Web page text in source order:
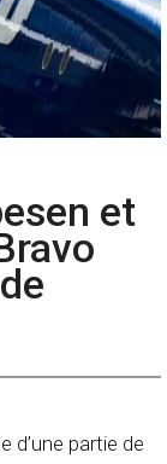
et
d’une partie de